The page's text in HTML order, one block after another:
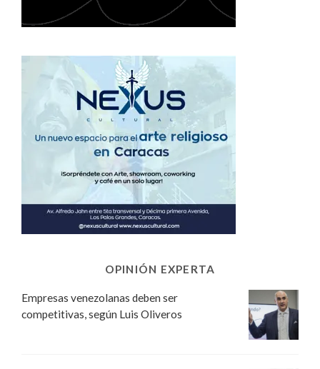
OPINIÓN EXPERTA
Empresas venezolanas deben ser
competitivas, según Luis Oliveros